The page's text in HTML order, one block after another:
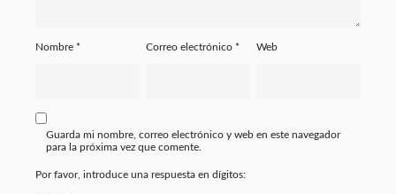
Nombre * Correo electrónico * Web
Guarda mi nombre, correo electrónico y web en este navegador
para la próxima vez que comente.
Por favor, introduce una respuesta en dígitos: